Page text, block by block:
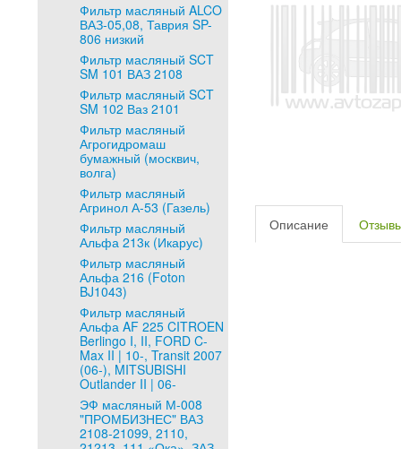
Фильтр масляный ALCO
ВАЗ-05,08, Таврия SP-
806 низкий
Фильтр масляный SCT
SM 101 ВАЗ 2108
Фильтр масляный SCT
SM 102 Ваз 2101
Фильтр масляный
Агрогидромаш
бумажный (москвич,
волга)
Фильтр масляный
Агринол А-53 (Газель)
Фильтр масляный
Альфа 213к (Икарус)
Фильтр масляный
Альфа 216 (Foton
BJ1043)
Фильтр масляный
Альфа AF 225 CITROEN
Berlingo I, II, FORD C-
Max II | 10-, Transit 2007
(06-), MITSUBISHI
Outlander II | 06-
ЭФ масляный М-008
"ПРОМБИЗНЕС" ВАЗ
2108-21099, 2110,
Описание